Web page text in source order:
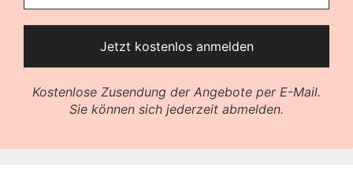
Kostenlose Zusendung der Angebote per E-Mail.
Sie können sich jederzeit abmelden.